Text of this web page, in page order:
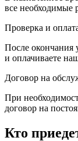
все необходимые
Проверка и
После окончания
и оплачиваете
Договор на
При
договор на
Кто